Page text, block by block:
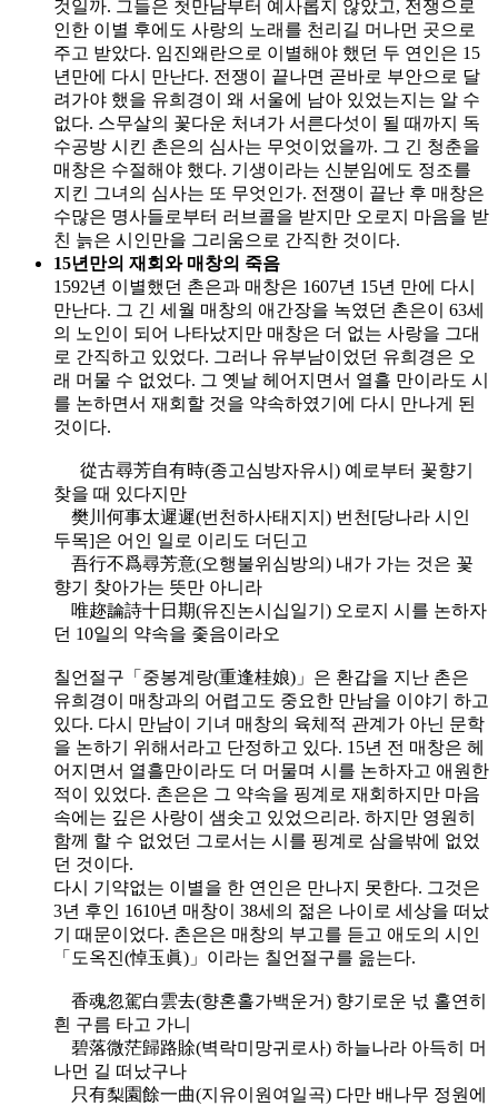
것일까. 그들은 첫만남부터 예사롭지 않았고, 전쟁으로
인한 이별 후에도 사랑의 노래를 천리길 머나먼 곳으로
주고 받았다. 임진왜란으로 이별해야 했던 두 연인은 15
년만에 다시 만난다. 전쟁이 끝나면 곧바로 부안으로 달
려가야 했을 유희경이 왜 서울에 남아 있었는지는 알 수
없다. 스무살의 꽃다운 처녀가 서른다섯이 될 때까지 독
수공방 시킨 촌은의 심사는 무엇이었을까. 그 긴 청춘을
매창은 수절해야 했다. 기생이라는 신분임에도 정조를
지킨 그녀의 심사는 또 무엇인가. 전쟁이 끝난 후 매창은
수많은 명사들로부터 러브콜을 받지만 오로지 마음을 받
친 늙은 시인만을 그리움으로 간직한 것이다.
15년만의 재회와 매창의 죽음
1592년 이별했던 촌은과 매창은 1607년 15년 만에 다시
만난다. 그 긴 세월 매창의 애간장을 녹였던 촌은이 63세
의 노인이 되어 나타났지만 매창은 더 없는 사랑을 그대
로 간직하고 있었다. 그러나 유부남이었던 유희경은 오
래 머물 수 없었다. 그 옛날 헤어지면서 열흘 만이라도 시
를 논하면서 재회할 것을 약속하였기에 다시 만나게 된
것이다.
從古尋芳自有時(종고심방자유시) 예로부터 꽃향기
찾을 때 있다지만
樊川何事太遲遲(번천하사태지지) 번천[당나라 시인
두목]은 어인 일로 이리도 더딘고
吾行不爲尋芳意(오행불위심방의) 내가 가는 것은 꽃
향기 찾아가는 뜻만 아니라
唯趂論詩十日期(유진논시십일기) 오로지 시를 논하자
던 10일의 약속을 좇음이라오
칠언절구「중봉계랑(重逢桂娘)」은 환갑을 지난 촌은
유희경이 매창과의 어렵고도 중요한 만남을 이야기 하고
있다. 다시 만남이 기녀 매창의 육체적 관계가 아닌 문학
을 논하기 위해서라고 단정하고 있다. 15년 전 매창은 헤
어지면서 열흘만이라도 더 머물며 시를 논하자고 애원한
적이 있었다. 촌은은 그 약속을 핑계로 재회하지만 마음
속에는 깊은 사랑이 샘솟고 있었으리라. 하지만 영원히
함께 할 수 없었던 그로서는 시를 핑계로 삼을밖에 없었
던 것이다.
다시 기약없는 이별을 한 연인은 만나지 못한다. 그것은
3년 후인 1610년 매창이 38세의 젊은 나이로 세상을 떠났
기 때문이었다. 촌은은 매창의 부고를 듣고 애도의 시인
「도옥진(悼玉眞)」이라는 칠언절구를 읊는다.
香魂忽駕白雲去(향혼홀가백운거) 향기로운 넋 홀연히
흰 구름 타고 가니
碧落微茫歸路賖(벽락미망귀로사) 하늘나라 아득히 머
나먼 길 떠났구나
只有梨園餘一曲(지유이원여일곡) 다만 배나무 정원에